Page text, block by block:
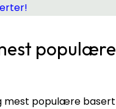
populære
mest populære basert